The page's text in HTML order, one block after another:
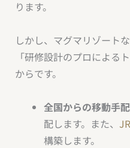
ります。
しかし、マグマリゾート
「研修設計のプロによる
からです。
全国からの移動手
配します。また、
構築します。